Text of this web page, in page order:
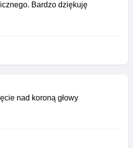
Bardzo dziękuję
nad koroną głowy